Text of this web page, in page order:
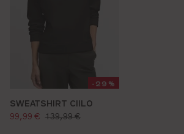
-29%
SWEATSHIRT CIILO
verkaufspreis:
99,99 € regulärer preis:
139,99 €